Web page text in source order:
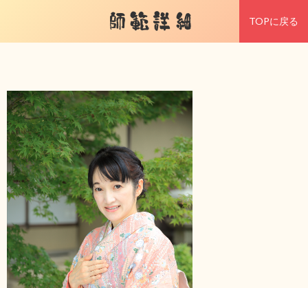
師範詳細 TOPに戻る